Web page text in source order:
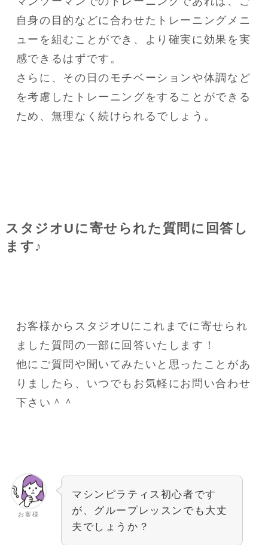
自身の目的などに合わせたトレーニングメニ
ューを組むことができ、より確実に効果を実
感できるはずです。
さらに、その日のモチベーションや体調など
を考慮したトレーニングをすることができる
ため、無理なく続けられるでしょう。
スタジオUに寄せられた質問に回答し
ます♪
お客様からスタジオUにこれまでに寄せられ
ました質問の一部に回答いたします！
他にご質問や聞いてみたいと思ったことがあ
りましたら、いつでもお気軽にお問い合わせ
下さい＾＾
お客様
マシンピラティス初心者です
が、グループレッスンでも大丈
夫でしょうか？